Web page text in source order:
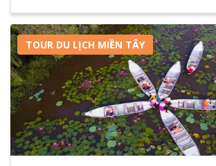
TOUR DU LỊCH MIỀN TÂY